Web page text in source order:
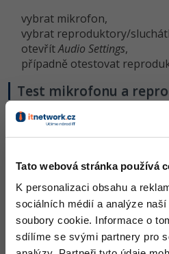
Tato webová stránka používá
K personalizaci obsahu a
sociálních médií a analýze
soubory cookie. Informace o
sdílíme se svými partnery pro
vybrat mikrofon,
vybrat reproduktory/
otevřítAudio Settings,
případně otestovat
Test mikrofonu a
Po otevření okna
test: